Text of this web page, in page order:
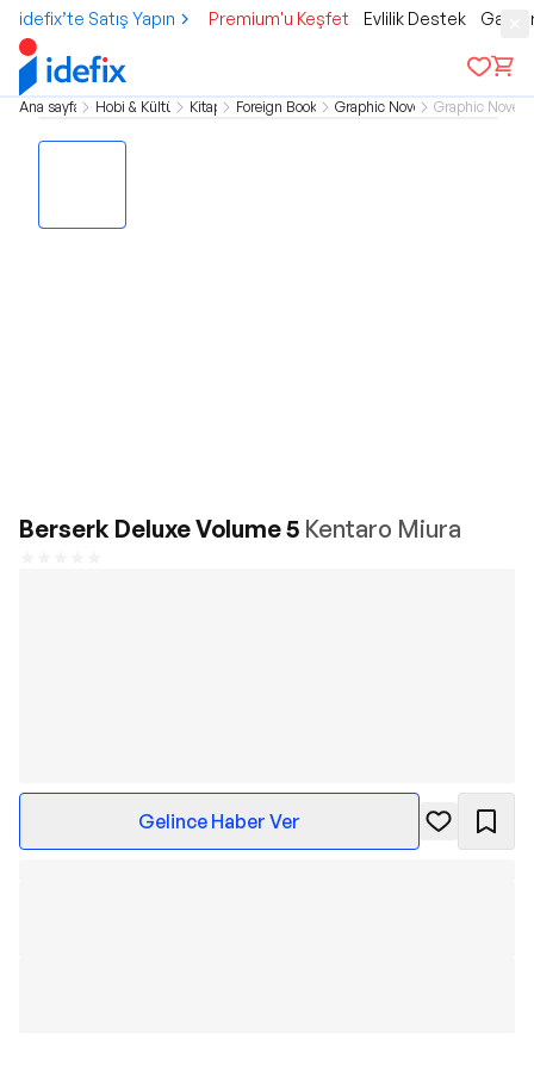
idefix’te Satış Yapın Premium'u Keşfet Evlilik Destek
Ana sayfa Hobi & Kültür Kitap Foreign Books Graphic Novel Graphic Novel
Berserk Deluxe Volume 5 Kentaro Miura
Gelince Haber Ver